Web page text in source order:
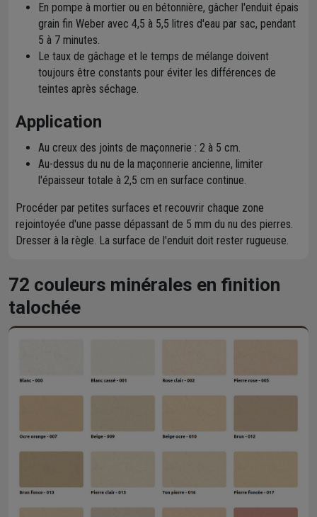
En pompe à mortier ou en bétonnière, gâcher l'enduit épais
grain fin Weber avec 4,5 à 5,5 litres d'eau par sac, pendant
5 à 7 minutes.
Le taux de gâchage et le temps de mélange doivent
toujours être constants pour éviter les différences de
teintes après séchage.
Application
Au creux des joints de maçonnerie : 2 à 5 cm.
Au-dessus du nu de la maçonnerie ancienne, limiter
l'épaisseur totale à 2,5 cm en surface continue.
Procéder par petites surfaces et recouvrir chaque zone
rejointoyée d'une passe dépassant de 5 mm du nu des pierres.
Dresser à la règle. La surface de l'enduit doit rester rugueuse.
72 couleurs minérales en finition
talochée